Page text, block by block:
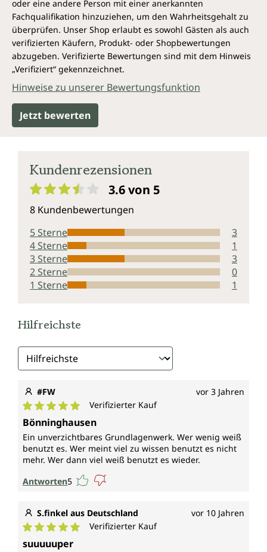
oder eine andere Person mit einer anerkannten
Fachqualifikation hinzuziehen, um den Wahrheitsgehalt zu
überprüfen. Unser Shop erlaubt es sowohl Gästen als auch
verifizierten Käufern, Produkt- oder Shopbewertungen
abzugeben. Verifizierte Bewertungen sind mit dem Hinweis
„Verifiziert“ gekennzeichnet.
Hinweise zu unserer Bewertungsfunktion
Jetzt bewerten
Kundenrezensionen
3.6 von 5
8 Kundenbewertungen
5 Sterne
3
4 Sterne
1
3 Sterne
3
2 Sterne
0
1 Sterne
1
Hilfreichste
#FW vor 3 Jahren
Durchschnittliche Bewertung von 5 von 5 Sternen
Verifizierter Kauf
Bönninghausen
Ein unverzichtbares Grundlagenwerk. Wer wenig weiß
benutzt es. Wer meint viel zu wissen benutzt es nicht
mehr. Wer dann viel weiß benutzt es wieder.
Antworten5
S.finkel aus Deutschland vor 10 Jahren
Verifizierter Kauf
suuuuuper